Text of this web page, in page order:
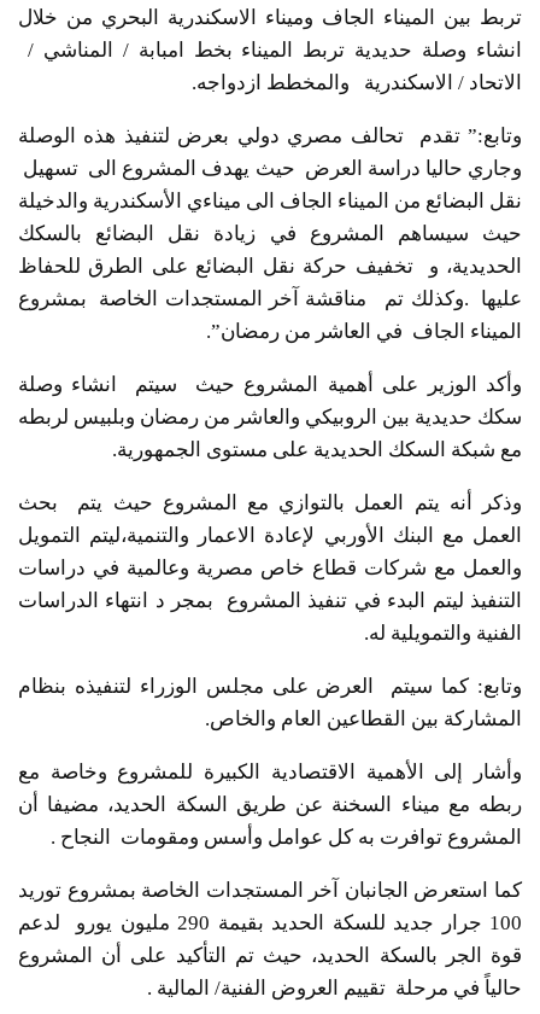
تربط بين الميناء الجاف وميناء الاسكندرية البحري من خلال
انشاء وصلة حديدية تربط الميناء بخط امبابة / المناشي /
الاتحاد / الاسكندرية والمخطط ازدواجه.
وتابع:” تقدم تحالف مصري دولي بعرض لتنفيذ هذه الوصلة
وجاري حاليا دراسة العرض حيث يهدف المشروع الى تسهيل
نقل البضائع من الميناء الجاف الى ميناءي الأسكندرية والدخيلة
حيث سيساهم المشروع في زيادة نقل البضائع بالسكك
الحديدية، و تخفيف حركة نقل البضائع على الطرق للحفاظ
عليها .وكذلك تم مناقشة آخر المستجدات الخاصة بمشروع
الميناء الجاف في العاشر من رمضان”.
وأكد الوزير على أهمية المشروع حيث سيتم انشاء وصلة
سكك حديدية بين الروبيكي والعاشر من رمضان وبلبيس لربطه
مع شبكة السكك الحديدية على مستوى الجمهورية.
وذكر أنه يتم العمل بالتوازي مع المشروع حيث يتم بحث
العمل مع البنك الأوربي لإعادة الاعمار والتنمية،ليتم التمويل
والعمل مع شركات قطاع خاص مصرية وعالمية في دراسات
التنفيذ ليتم البدء في تنفيذ المشروع بمجر د انتهاء الدراسات
الفنية والتمويلية له.
وتابع: كما سيتم العرض على مجلس الوزراء لتنفيذه بنظام
المشاركة بين القطاعين العام والخاص.
وأشار إلى الأهمية الاقتصادية الكبيرة للمشروع وخاصة مع
ربطه مع ميناء السخنة عن طريق السكة الحديد، مضيفا أن
المشروع توافرت به كل عوامل وأسس ومقومات النجاح .
كما استعرض الجانبان آخر المستجدات الخاصة بمشروع توريد
100 جرار جديد للسكة الحديد بقيمة 290 مليون يورو لدعم
قوة الجر بالسكة الحديد، حيث تم التأكيد على أن المشروع
حالياً في مرحلة تقييم العروض الفنية/ المالية .